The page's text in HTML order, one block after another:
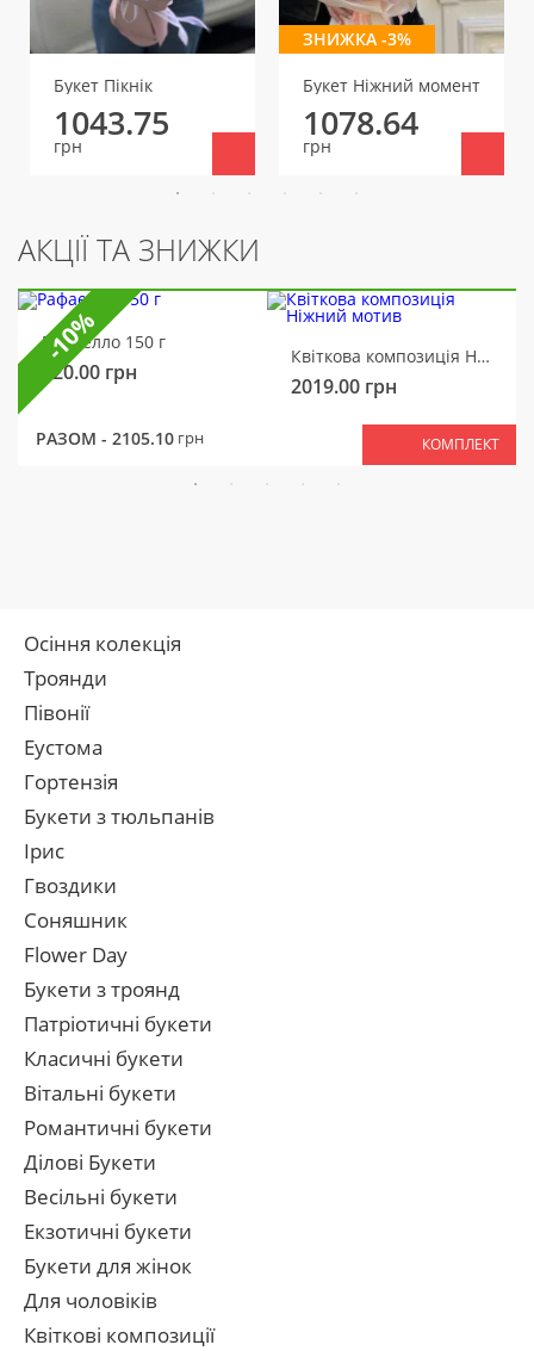
Букет Пікнік
1043.75
грн
ЗНИЖКА -3%
Букет Ніжний момент
1078.64
грн
АКЦІЇ ТА ЗНИЖКИ
Рафаелло 150 г
320.00 грн
Квіткова композиція Ніжний мотив
2019.00 грн
РАЗОМ - 2105.10 грн КОМПЛЕКТ
-10%
Осіння колекція
Троянди
Півонії
Еустома
Гортензія
Букети з тюльпанів
Ірис
Гвоздики
Соняшник
Flower Day
Букети з троянд
Патріотичні букети
Класичні букети
Вітальні букети
Романтичні букети
Ділові Букети
Весільні букети
Екзотичні букети
Букети для жінок
Для чоловіків
Квіткові композиції